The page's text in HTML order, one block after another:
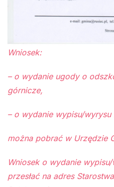
Wniosek:
– o wydanie ugody o
górnicze,
– o wydanie wypisu/wyrysu
można pobrać w Urzędzie
Wniosek o wydanie
przesłać na adres